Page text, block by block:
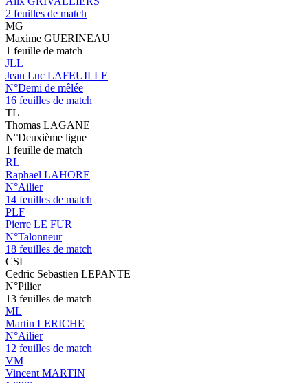
2 feuilles de match
MG
Maxime GUERINEAU
1 feuille de match
JLL
Jean Luc LAFEUILLE
N°Demi de mêlée
16 feuilles de match
TL
Thomas LAGANE
N°Deuxième ligne
1 feuille de match
RL
Raphael LAHORE
N°Ailier
14 feuilles de match
PLF
Pierre LE FUR
N°Talonneur
18 feuilles de match
CSL
Cedric Sebastien LEPANTE
N°Pilier
13 feuilles de match
ML
Martin LERICHE
N°Ailier
12 feuilles de match
VM
Vincent MARTIN